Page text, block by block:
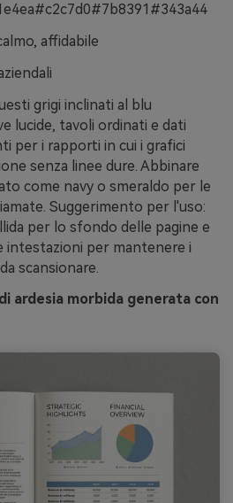
affidabile
grigi inclinati al blu
lucide, tavoli ordinati e dati
per i rapporti in cui i grafici
senza linee dure. Abbinare
come navy o smeraldo per le
Suggerimento per l'uso:
per lo sfondo delle pagine e
intestazioni per mantenere i
scansionare.
ardesia morbida generata con